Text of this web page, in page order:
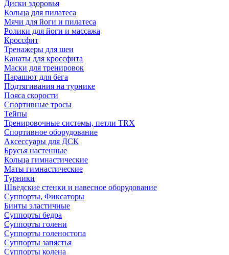
Диски здоровья
Кольца для пилатеса
Мячи для йоги и пилатеса
Ролики для йоги и массажа
Кроссфит
Тренажеры для шеи
Канаты для кроссфита
Маски для тренировок
Парашют для бега
Подтягивания на турнике
Пояса скорости
Спортивные тросы
Тейпы
Тренировочные системы, петли TRX
Спортивное оборудование
Аксессуары для ДСК
Брусья настенные
Кольца гимнастические
Маты гимнастические
Турники
Шведские стенки и навесное оборудование
Суппорты, Фиксаторы
Бинты эластичные
Суппорты бедра
Суппорты голени
Суппорты голеностопа
Суппорты запястья
Суппорты колена